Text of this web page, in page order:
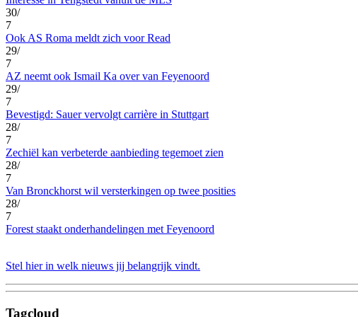
30/
7
Ook AS Roma meldt zich voor Read
29/
7
AZ neemt ook Ismail Ka over van Feyenoord
29/
7
Bevestigd: Sauer vervolgt carrière in Stuttgart
28/
7
Zechiël kan verbeterde aanbieding tegemoet zien
28/
7
Van Bronckhorst wil versterkingen op twee posities
28/
7
Forest staakt onderhandelingen met Feyenoord
Stel hier in welk nieuws jij belangrijk vindt.
Tagcloud